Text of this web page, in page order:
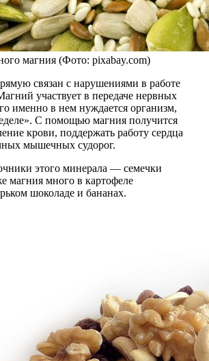
магния (Фото: pixabay.com)
связан с нарушениями в работе
участвует в передаче нервных
именно в нем нуждается организм,
С помощью магния получится
крови, поддержать работу сердца
мышечных судорог.
этого минерала — семечки
магния много в картофеле
шоколаде и бананах.